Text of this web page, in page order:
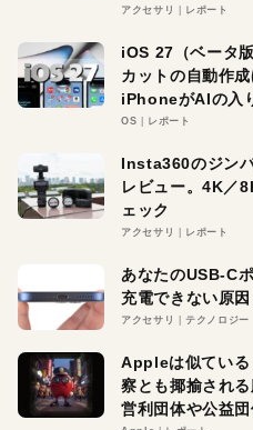
アクセサリ レポート
iOS 27（ベータ
カットの自動作
iPhoneがAIの入
OS レポート
Insta360のジン
レビュー。4K／
ェック
アクセサリ レポート
あなたのUSB-C
充電できない原
アクセサリ テクノロジー
Appleは似ている
察とも揶揄され
営利団体や公益